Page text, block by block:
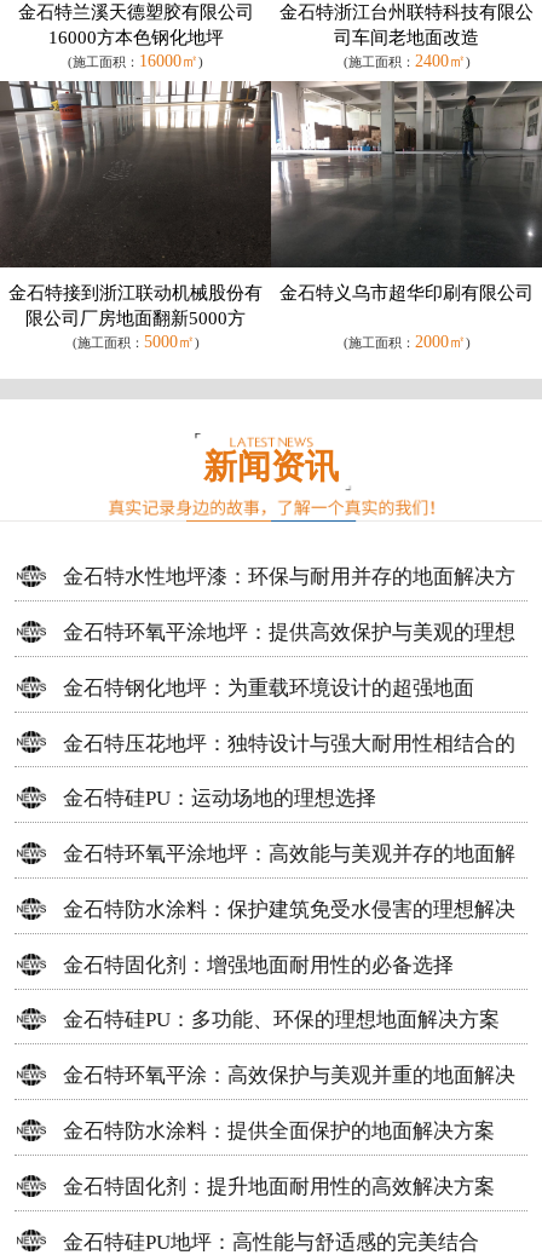
金石特兰溪天德塑胶有限公司
16000方本色钢化地坪
(施工面积： 16000㎡)
金石特浙江台州联特科技有限公
司车间老地面改造
(施工面积： 2400㎡)
金石特接到浙江联动机械股份有
限公司厂房地面翻新5000方
(施工面积： 5000㎡)
金石特义乌市超华印刷有限公司
(施工面积： 2000㎡)
新闻资讯
金石特水性地坪漆：环保与耐用并存的地面解决方
案
金石特环氧平涂地坪：提供高效保护与美观的理想
选择
金石特钢化地坪：为重载环境设计的超强地面
金石特压花地坪：独特设计与强大耐用性相结合的
地面材料
金石特硅PU：运动场地的理想选择
金石特环氧平涂地坪：高效能与美观并存的地面解
决方案
金石特防水涂料：保护建筑免受水侵害的理想解决
方案
金石特固化剂：增强地面耐用性的必备选择
金石特硅PU：多功能、环保的理想地面解决方案
金石特环氧平涂：高效保护与美观并重的地面解决
方案
金石特防水涂料：提供全面保护的地面解决方案
金石特固化剂：提升地面耐用性的高效解决方案
金石特硅PU地坪：高性能与舒适感的完美结合